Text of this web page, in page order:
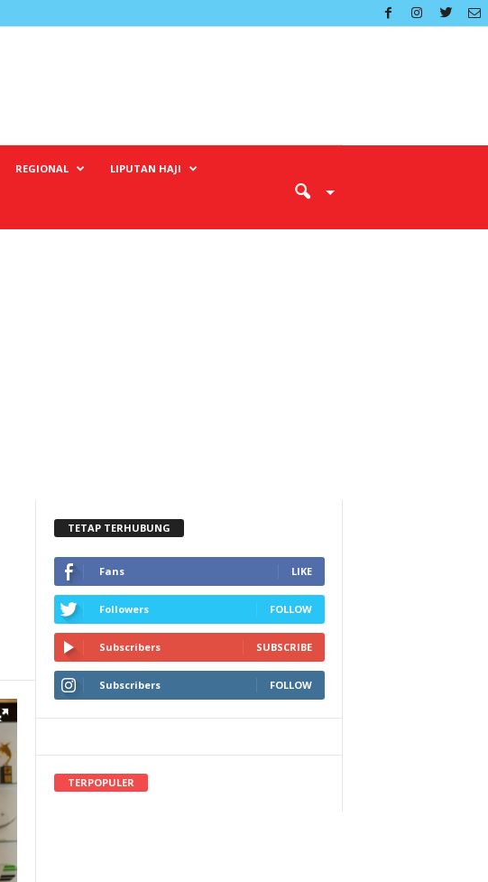
REGIONAL LIPUTAN HAJI
TETAP TERHUBUNG
Fans LIKE
Followers FOLLOW
Subscribers SUBSCRIBE
Subscribers FOLLOW